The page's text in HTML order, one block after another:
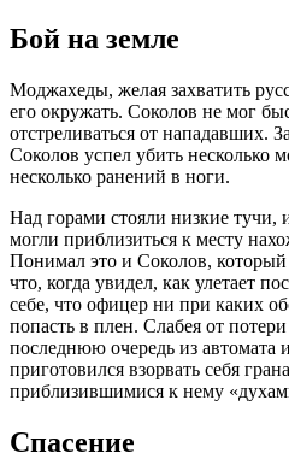
Бой на земле
Моджахеды, желая захватить
его окружать. Соколов не мог
отстреливаться от нападавших.
Соколов успел убить несколько
несколько ранений в ноги.
Над горами стояли низкие тучи,
могли приблизиться к месту
Понимал это и Соколов,
что, когда увидел, как улетает
себе, что офицер ни при каких
попасть в плен. Слабея от
последнюю очередь из автомата
приготовился взорвать себя
приблизившимися к нему
Спасение